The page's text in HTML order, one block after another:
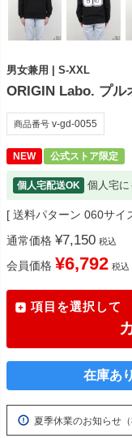
男女兼用 | S-XXL
ORIGIN Labo. プル
商品番号 v-gd-0055
NEW 公式ストア限定
個人宅配送OK 個人宅
送料パターン 060サイ
通常価格 ¥7,150 税込
会員価格 ¥6,792 税込
項目を選択して
在庫あ
夏季休業のお知らせ（